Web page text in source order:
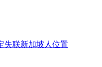
失联新加坡人位置